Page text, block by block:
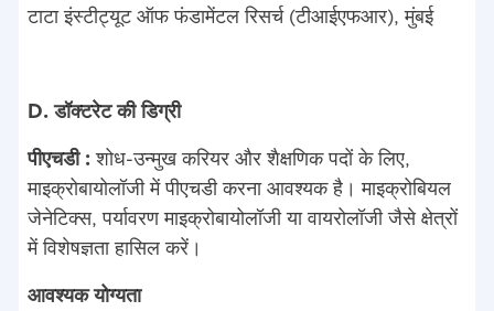
टाटा इंस्टीट्यूट ऑफ फंडामेंटल रिसर्च (टीआईएफआर), मुंबई
D. डॉक्टरेट की डिग्री
पीएचडी :शोध-उन्मुख करियर और शैक्षणिक पदों के लिए,
माइक्रोबायोलॉजी में पीएचडी करना आवश्यक है। माइक्रोबियल
जेनेटिक्स, पर्यावरण माइक्रोबायोलॉजी या वायरोलॉजी जैसे क्षेत्रों
में विशेषज्ञता हासिल करें।
आवश्यक योग्यता